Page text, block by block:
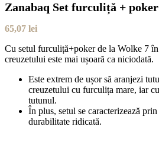
Zanabaq Set furculiță + poker
65,07 lei
Cu setul furculiță+poker de la Wolke 7
creuzetului este mai ușoară ca niciodată.
Este extrem de ușor să aranjezi
creuzetului cu furculița mare, iar
tutunul.
În plus, setul se caracterizează
durabilitate ridicată.